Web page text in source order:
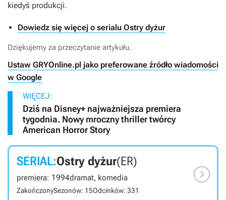
kiedyś produkcji.
Dowiedz się więcej o serialu Ostry dyżur
Dziękujemy za przeczytanie artykułu.
Ustaw GRYOnline.pl jako preferowane źródło wiadomości
w Google
WIĘCEJ:
Dziś na Disney+ najważniejsza premiera
tygodnia. Nowy mroczny thriller twórcy
American Horror Story
SERIAL:Ostry dyżur(ER)
premiera: 1994dramat, komedia
ZakończonySezonów: 15Odcinków: 331
